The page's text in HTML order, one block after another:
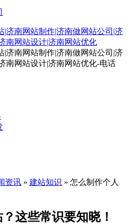
资讯 » 建站知识 » 怎么制作个人
这些常识要知晓！